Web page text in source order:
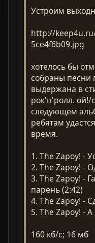
Устроим
http://
5ce4f6b09.jpg
хотелось бы
собраны песни
выдержана в
рок'н'ролл. ой!/
следующем
ребятам
время.
1. The Zapoy! -
2. The Zapoy! -
3. The Zapoy! -
парень (2:42)
4. The Zapoy! -
5. The Zapoy! -
160 кб/с; 16 мб